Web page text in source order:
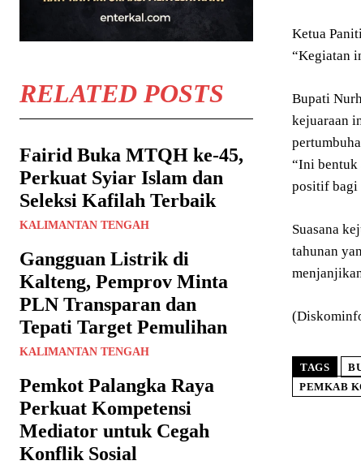
RELATED POSTS
Fairid Buka MTQH ke-45,
Perkuat Syiar Islam dan
Seleksi Kafilah Terbaik
KALIMANTAN TENGAH
Gangguan Listrik di
Kalteng, Pemprov Minta
PLN Transparan dan
Tepati Target Pemulihan
KALIMANTAN TENGAH
Pemkot Palangka Raya
Perkuat Kompetensi
Mediator untuk Cegah
Konflik Sosial
Ketua
“Kegiatan
Bupati
kejuaraan
“Ini bentuk
positif bagi
Suasana
tahunan
TAGS
PEMKAB